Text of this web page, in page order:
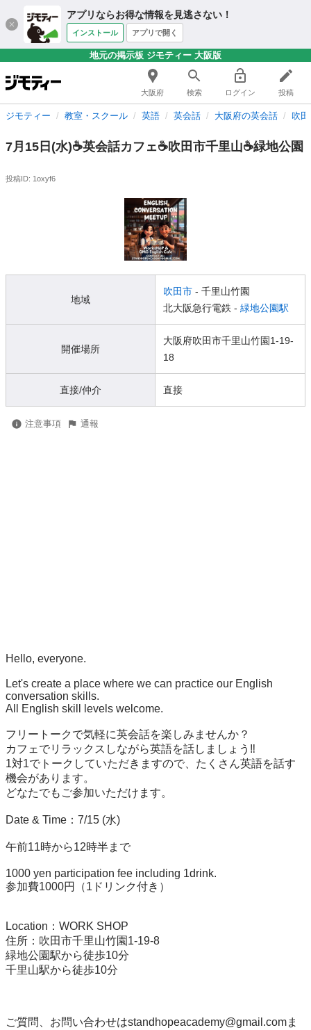
アプリならお得な情報を見逃さない！
インストール アプリで開く
地元の掲示板 ジモティー 大阪版
大阪府 検索 ログイン 投稿
ジモティー 教室・スクール 英語 英会話 大阪府の英会話 吹
7月15日(水)☕️英会話カフェ☕️吹田市千里山☕️緑地公園
投稿ID: 1oxyf6
地域
吹田市 - 千里山竹園
北大阪急行電鉄 - 緑地公園駅
開催場所
大阪府吹田市千里山竹園1-19-
18
直接/仲介 直接
注意事項 通報
Hello, everyone.
Let's create a place where we can practice our English
conversation skills.
All English skill levels welcome.
フリートークで気軽に英会話を楽しみませんか？
カフェでリラックスしながら英語を話しましょう‼
1対1でトークしていただきますので、たくさん英語を話す
機会があります。
どなたでもご参加いただけます。
Date & Time：7/15 (水)
午前11時から12時半まで
1000 yen participation fee including 1drink.
参加費1000円（1ドリンク付き）
Location：WORK SHOP
住所：吹田市千里山竹園1-19-8
緑地公園駅から徒歩10分
千里山駅から徒歩10分
ご質問、お問い合わせはstandhopeacademy@gmail.comま